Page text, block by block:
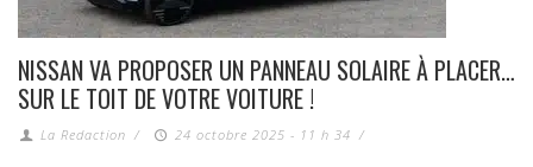
NISSAN VA PROPOSER UN PANNEAU SOLAIRE À PLACER…
SUR LE TOIT DE VOTRE VOITURE !
La Redaction / 24 octobre 2025 - 11 h 34 /